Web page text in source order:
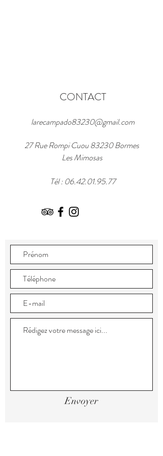
CONTACT
larecampado83230@gmail.com
27 Rue Rompi Cuou 83230 Bormes
Les Mimosas
Tél : 06.42.01.95.77
Envoyer